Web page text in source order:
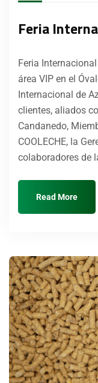
Feria
Feria
área VIP en el
Internacional de
clientes, aliados
Candanedo,
COOLECHE, la
colaboradores de
Read More